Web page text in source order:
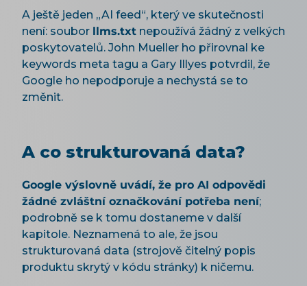
A ještě jeden „AI feed“, který ve skutečnosti
není: soubor llms.txt nepoužívá žádný z velkých
poskytovatelů. John Mueller ho přirovnal ke
keywords meta tagu a Gary Illyes potvrdil, že
Google ho nepodporuje a nechystá se to
změnit.
A co strukturovaná data?
Google výslovně uvádí, že pro AI odpovědi
žádné zvláštní označkování potřeba není;
podrobně se k tomu dostaneme v další
kapitole. Neznamená to ale, že jsou
strukturovaná data (strojově čitelný popis
produktu skrytý v kódu stránky) k ničemu.